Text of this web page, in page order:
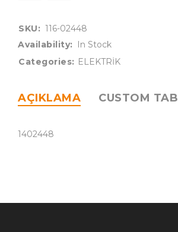
SKU: 116-02448
Availability:
In Stock
Categories: ELEKTRİK
AÇIKLAMA CUSTOM TAB
1402448